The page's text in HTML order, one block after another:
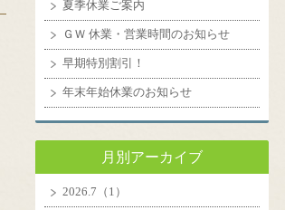
夏季休業ご案内
ＧＷ 休業・営業時間のお知らせ
早期特別割引！
年末年始休業のお知らせ
月別アーカイブ
2026.7（1）